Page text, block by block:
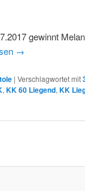
gewinnt
→
| Verschlagwortet mit
, KK 60 Liegend, KK